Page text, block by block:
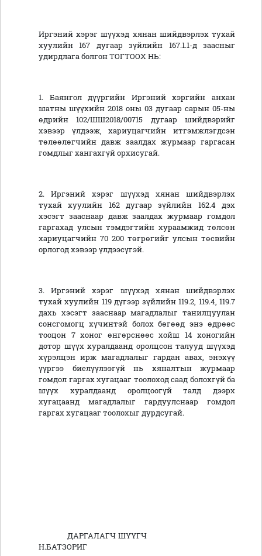
Иргэний хэрэг шүүхэд хянан шийдвэрлэх тухай
хуулийн 167 дугаар зүйлийн 167.1.1-д заасныг
удирдлага болгон ТОГТООХ НЬ:
1. Баянгол дүүргийн Иргэний хэргийн анхан
шатны шүүхийн 2018 оны 03 дугаар сарын 05-ны
өдрийн 102/ШШ2018/00715 дугаар шийдвэрийг
хэвээр үлдээж, хариуцагчийн итгэмжлэгдсэн
төлөөлөгчийн давж заалдах журмаар гаргасан
гомдлыг хангахгүй орхисугай.
2. Иргэний хэрэг шүүхэд хянан шийдвэрлэх
тухай хуулийн 162 дугаар зүйлийн 162.4 дэх
хэсэгт зааснаар давж заалдах журмаар гомдол
гаргахад улсын тэмдэгтийн хураамжид төлсөн
хариуцагчийн 70 200 төгрөгийг улсын төсвийн
орлогод хэвээр үлдээсүгэй.
3. Иргэний хэрэг шүүхэд хянан шийдвэрлэх
тухай хуулийн 119 дүгээр зүйлийн 119.2, 119.4, 119.7
дахь хэсэгт зааснаар магадлалыг танилцуулан
сонсгомогц хүчинтэй болох бөгөөд энэ өдрөөс
тооцон 7 хоног өнгөрснөөс хойш 14 хоногийн
дотор шүүх хуралдаанд оролцсон талууд шүүхэд
хүрэлцэн ирж магадлалыг гардан авах, энэхүү
үүргээ биелүүлээгүй нь хяналтын журмаар
гомдол гаргах хугацааг тоолоход саад болохгүй ба
шүүх хуралдаанд оролцоогүй талд дээрх
хугацаанд магадлалыг гардуулснаар гомдол
гаргах хугацааг тоолохыг дурдсугай.
ДАРГАЛАГЧ ШҮҮГЧ
Н.БАТЗОРИГ